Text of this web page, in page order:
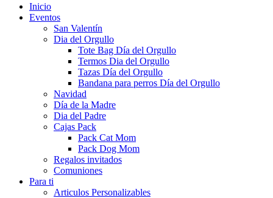
Inicio
Eventos
San Valentín
Dia del Orgullo
Tote Bag Día del Orgullo
Termos Dia del Orgullo
Tazas Día del Orgullo
Bandana para perros Día del Orgullo
Navidad
Día de la Madre
Dia del Padre
Cajas Pack
Pack Cat Mom
Pack Dog Mom
Regalos invitados
Comuniones
Para ti
Articulos Personalizables